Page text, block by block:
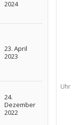
2024
23. April
2023
24.
Dezember
2022
Uhr